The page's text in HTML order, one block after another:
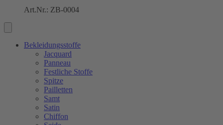
Art.Nr.: ZB-0004
Bekleidungsstoffe
Jacquard
Panneau
Festliche Stoffe
Spitze
Pailletten
Samt
Satin
Chiffon